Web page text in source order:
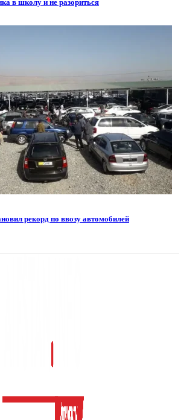
в школу и не разориться
рекорд по ввозу автомобилей